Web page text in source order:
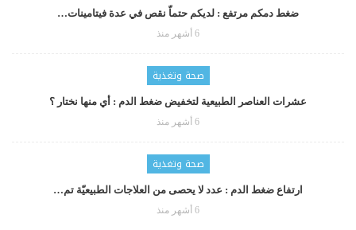
ضغط دمكم مرتفع : لديكم حتماّ نقص في عدة فيتامينات…
6 أشهر منذ
صحة وتغذية
عشرات العناصر الطبيعية لتخفيض ضغط الدم : أي منها نختار ؟
6 أشهر منذ
صحة وتغذية
ارتفاع ضغط الدم : عدد لا يحصى من العلاجات الطبيعيّة تم…
6 أشهر منذ